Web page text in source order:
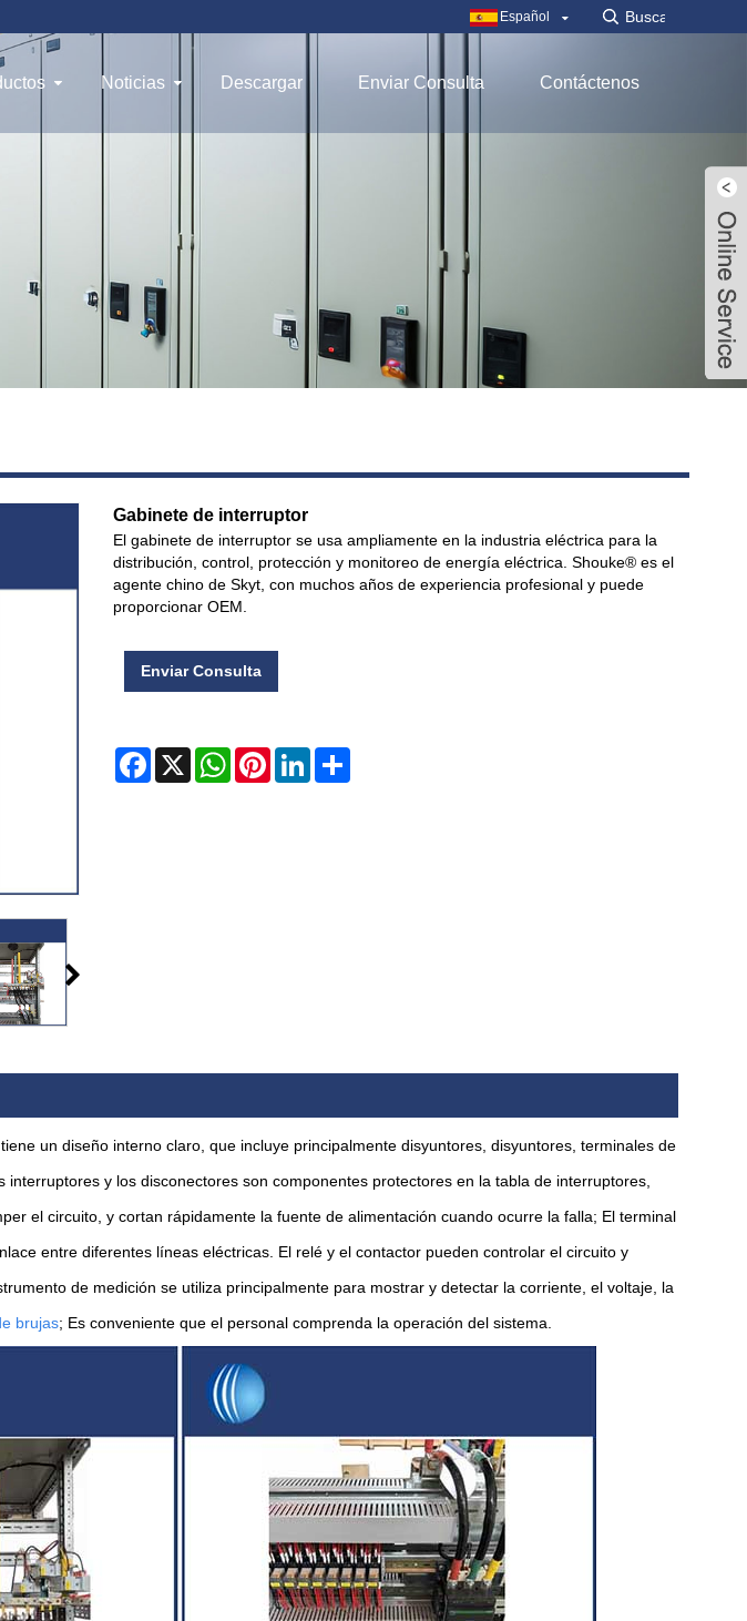
Español
Noticias Descargar Enviar Consulta Contáctenos
Gabinete de interruptor
El gabinete de interruptor se usa ampliamente en la industria eléctrica para la
distribución, control, protección y monitoreo de energía eléctrica. Shouke® es el
agente chino de Skyt, con muchos años de experiencia profesional y puede
proporcionar OEM.
Enviar Consulta
Facebook
X WhatsAppPinterestLinkedIn
un diseño interno claro, que incluye principalmente disyuntores, disyuntores, terminales de
y los disconectores son componentes protectores en la tabla de interruptores,
el circuito, y cortan rápidamente la fuente de alimentación cuando ocurre la falla; El terminal
entre diferentes líneas eléctricas. El relé y el contactor pueden controlar el circuito y
de medición se utiliza principalmente para mostrar y detectar la corriente, el voltaje, la
brujas; Es conveniente que el personal comprenda la operación del sistema.